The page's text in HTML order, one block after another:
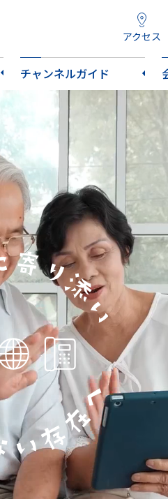
アクセス
チャンネルガイド